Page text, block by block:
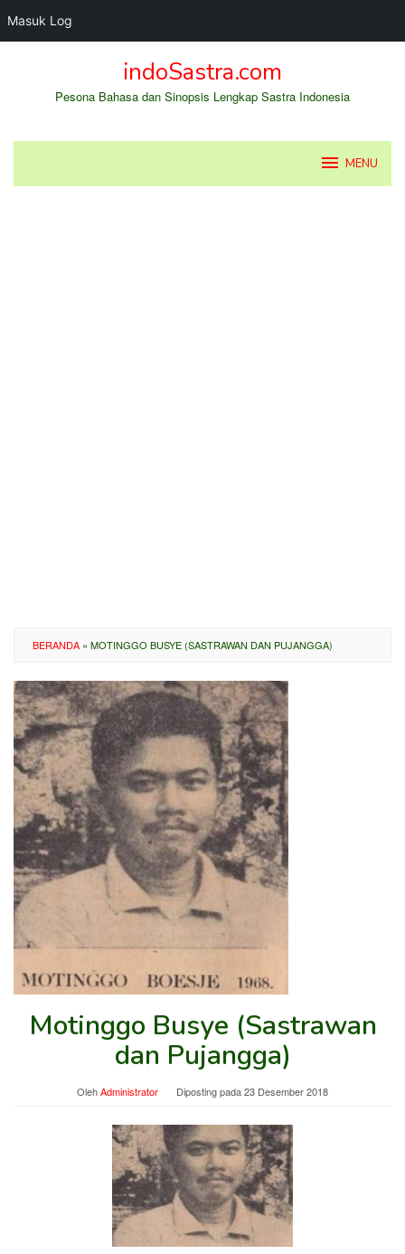
Masuk Log
indoSastra.com
Pesona Bahasa dan Sinopsis Lengkap Sastra Indonesia
MENU
BERANDA » MOTINGGO BUSYE (SASTRAWAN DAN PUJANGGA)
Motinggo Busye (Sastrawan
dan Pujangga)
OlehAdministrator Diposting pada23 Desember 2018